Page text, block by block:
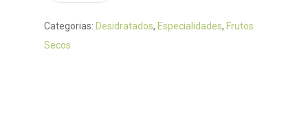
Categorias: Desidratados, Especialidades, Frutos
Secos